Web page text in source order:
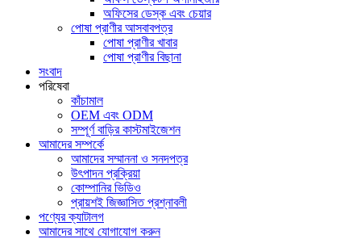
অফিসের ডেস্ক এবং চেয়ার
পোষা প্রাণীর আসবাবপত্র
পোষা প্রাণীর খাবার
পোষা প্রাণীর বিছানা
সংবাদ
পরিষেবা
কাঁচামাল
OEM এবং ODM
সম্পূর্ণ বাড়ির কাস্টমাইজেশন
আমাদের সম্পর্কে
আমাদের সম্মাননা ও সনদপত্র
উৎপাদন প্রক্রিয়া
কোম্পানির ভিডিও
প্রায়শই জিজ্ঞাসিত প্রশ্নাবলী
পণ্যের ক্যাটালগ
আমাদের সাথে যোগাযোগ করুন